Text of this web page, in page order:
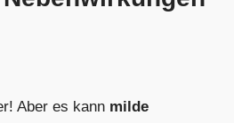
Aber es kann milde